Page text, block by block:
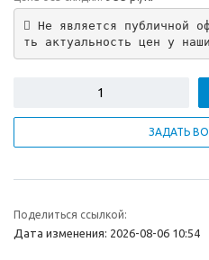
Не является публичной
ть актуальность цен у
ЗАДАТЬ
Поделиться ссылкой:
Дата изменения: 2026-08-06 10:54